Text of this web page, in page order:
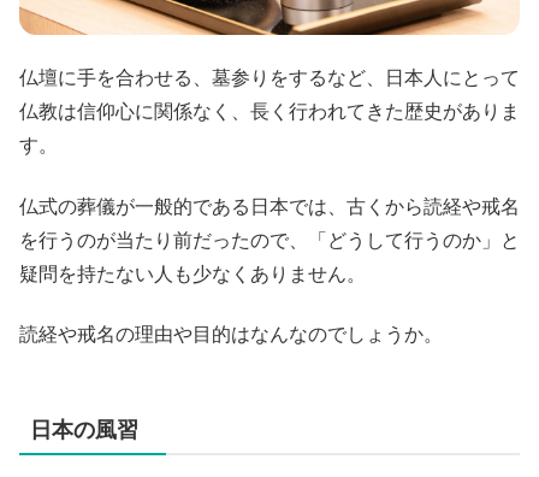
仏壇に手を合わせる、墓参りをするなど、日本人にとって
仏教は信仰心に関係なく、長く行われてきた歴史がありま
す。
仏式の葬儀が一般的である日本では、古くから読経や戒名
を行うのが当たり前だったので、「どうして行うのか」と
疑問を持たない人も少なくありません。
読経や戒名の理由や目的はなんなのでしょうか。
日本の風習